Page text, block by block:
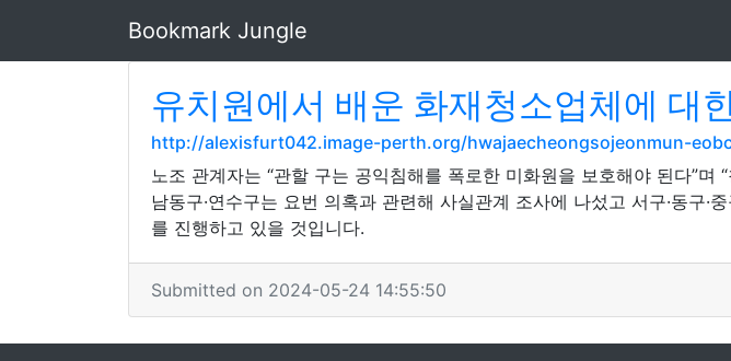
Bookmark Jungle
유치원에서 배운 화재청소업체에 대
http://alexisfurt042.image-perth.org/hwajaecheongsojeonmun-
노조 관계자는 “관할 구는 공익침해를 폭로한 미화원을 보호해야 된다”
남동구·연수구는 요번 의혹과 관련해 사실관계 조사에 나섰고 서구·동구
를 진행하고 있을 것입니다.
Submitted on 2024-05-24 14:55:50